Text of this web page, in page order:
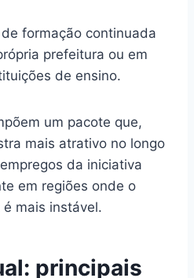
formação continuada
prefeitura ou em
de ensino.
um pacote que,
mais atrativo no longo
da iniciativa
em regiões onde o
mais instável.
principais